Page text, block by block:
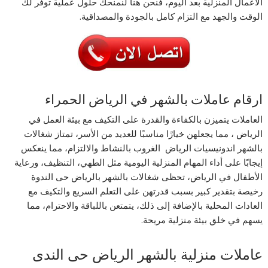
الوقت والجهد مع التزام كامل بالجودة والمصداقية.
ارقام عاملات بالشهر في الرياض الحمراء
العاملات يتميزن بالكفاءة والقدرة على التكيف مع بيئة العمل في
الرياض ، مما يجعلهن خيارًا مناسبًا للعديد من الأسر، تمتاز شغالات
بالشهر اندونيسيات الرياض الغروب بالنشاط والالتزام، مما ينعكس
إيجابًا على أداء المهام المنزلية اليومية مثل الطهي، التنظيف، ورعاية
الأطفال في الرياض، تحظى شغالات بالشهر بالرياض حى الندوة
رخيصة بتقدير كبير بسبب قدرتهن على التعلم السريع والتكيف مع
العادات المحلية بالإضافة إلى ذلك، يتمتعن باللباقة والاحترام، مما
يسهم في خلق بيئة منزلية مريحة.
عاملات منزلية بالشهر الرياض حى الندى